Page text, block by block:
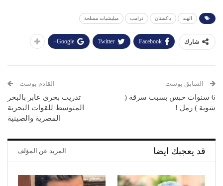
الهند باكستان ترامب ميليشيات مسلحة
شارك Facebook
Twitter
Google+
السابق بوست
6 سنوات حبس بسبب سرقة (
شوية ) رمل !
القادم بوست
تدريب بحرى عابر بالبحر
المتوسط للقوات البحرية
المصرية والصينية
قد يعجبك ايضا المزيد عن المؤلف